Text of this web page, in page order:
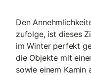
Den
zufolge, ist dieses
im Winter perfekt
die Objekte mit
sowie einem Kamin